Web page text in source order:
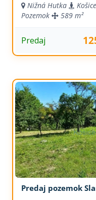
Nižná Hutka
Košice
Pozemok
589 m²
Predaj
Predaj pozemok